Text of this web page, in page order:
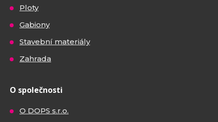
Ploty
Gabiony
Stavební materiály
Zahrada
O společnosti
O DOPS s.r.o.